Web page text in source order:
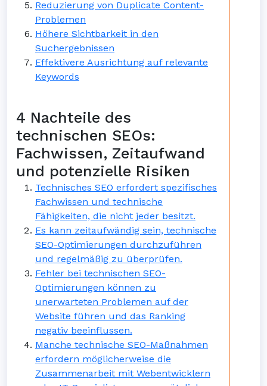
Reduzierung von Duplicate Content-
Problemen
Höhere Sichtbarkeit in den
Suchergebnissen
Effektivere Ausrichtung auf relevante
Keywords
4 Nachteile des
technischen SEOs:
Fachwissen, Zeitaufwand
und potenzielle Risiken
Technisches SEO erfordert spezifisches
Fachwissen und technische
Fähigkeiten, die nicht jeder besitzt.
Es kann zeitaufwändig sein, technische
SEO-Optimierungen durchzuführen
und regelmäßig zu überprüfen.
Fehler bei technischen SEO-
Optimierungen können zu
unerwarteten Problemen auf der
Website führen und das Ranking
negativ beeinflussen.
Manche technische SEO-Maßnahmen
erfordern möglicherweise die
Zusammenarbeit mit Webentwicklern